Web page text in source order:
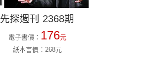
先探週刊 2368期
電子書價： 176元
紙本書價：268元